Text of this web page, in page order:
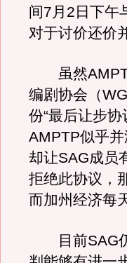
间7月2日下午
对于讨价还价
虽然AMPTP
编剧协会（
份“最后让步
AMPTP似乎
却让SAG成员
拒绝此协议，
而加州经济每
目前SAG仍